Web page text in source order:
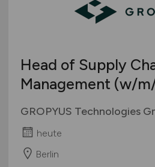
Head of Supply
Management (w/
GROPYUS Technologies
heute
Berlin